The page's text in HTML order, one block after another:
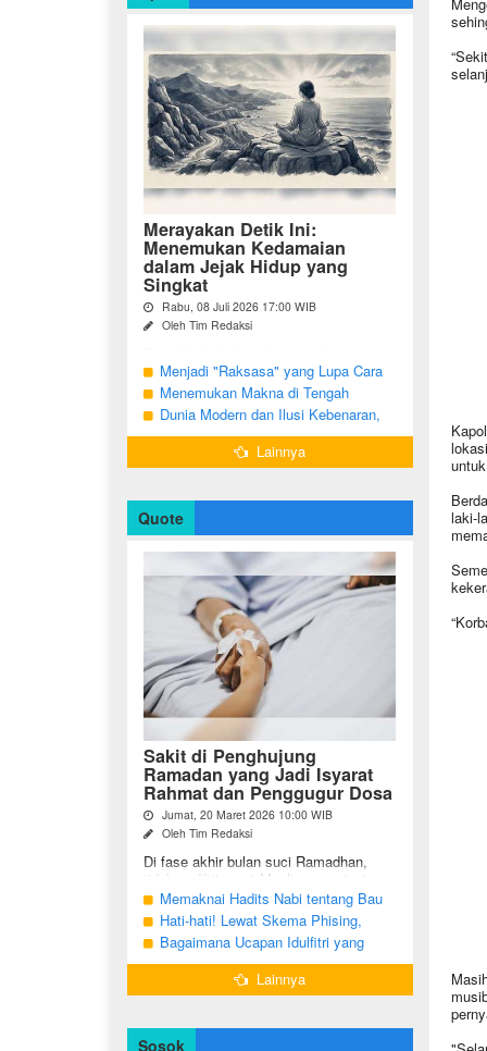
laki-
Merayakan Detik Ini:
Menemukan Kedamaian
dalam Jejak Hidup yang
Singkat
Rabu, 08 Juli 2026 17:00 WIB
Oleh Tim Redaksi
pagi, menatap cermin, dan menyadari
bahwa garis-garis halus di wajah bukan
sekadar tanda penuaan, melainkan ...
Menjadi "Raksasa" yang Lupa Cara
Jadi Manusia
Menemukan Makna di Tengah
Langkah yang Belum Selesai
Dunia Modern dan Ilusi Kebenaran,
Antara Kesadaran dan terjebak Tipu
Lainnya
Quote
Sakit di Penghujung
Ramadan yang Jadi Isyarat
Rahmat dan Penggugur Dosa
Jumat, 20 Maret 2026 10:00 WIB
Oleh Tim Redaksi
Di fase akhir bulan suci Ramadhan,
tidak sedikit umat Muslim yang justru
diuji dengan kondisi kesehatan yang
menurun. Di tengah ...
Memaknai Hadits Nabi tentang Bau
Mulut Orang Berpuasa Secara Bijak
Agar Tidak Menggangu
Hati-hati! Lewat Skema Phising,
Akun Instagram Bisa Dibajak Kurang
dari 3 Menit
Bagaimana Ucapan Idulfitri yang
Benar Sesuai Sunah Rasulullah
Lainnya
Sosok